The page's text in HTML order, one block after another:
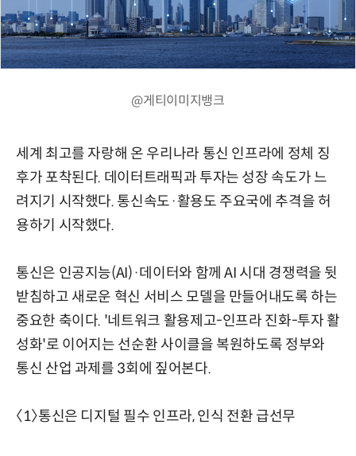
@게티이미지뱅크
세계 최고를 자랑해 온 우리나라 통신 인프라에 정체 징
후가 포착된다. 데이터트래픽과 투자는 성장 속도가 느
려지기 시작했다. 통신속도·활용도 주요국에 추격을 허
용하기 시작했다.
통신은 인공지능(AI)·데이터와 함께 AI 시대 경쟁력을 뒷
받침하고 새로운 혁신 서비스 모델을 만들어내도록 하는
중요한 축이다. '네트워크 활용제고-인프라 진화-투자 활
성화'로 이어지는 선순환 사이클을 복원하도록 정부와
통신 산업 과제를 3회에 짚어본다.
〈1〉통신은 디지털 필수 인프라, 인식 전환 급선무